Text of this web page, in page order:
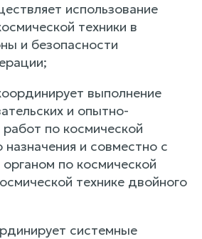
использование
техники в
и безопасности
выполнение
и опытно-
работ по космической
назначения и совместно с
по космической
технике двойного
системные